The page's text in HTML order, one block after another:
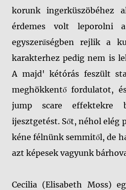
korunk ingerküszöbéhez
érdemes volt leporolni
egyszerűségben rejlik a
karakterhez pedig nem is
A majd' kétórás feszült
meghökkentő fordulatot,
jump scare effektekre
ijesztgetést. Sőt, néhol elég
kéne félnünk semmitől, de
azt képesek vagyunk
Cecilia (Elisabeth Moss)